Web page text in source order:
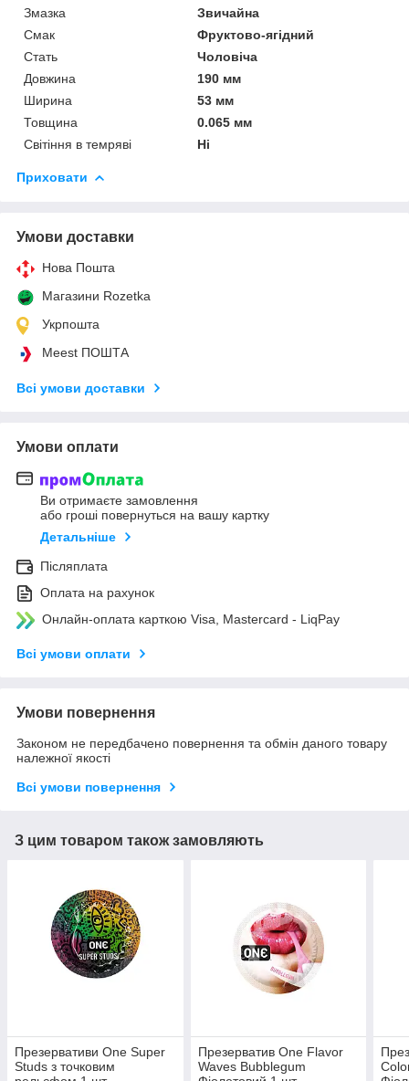
Змазка
Звичайна
Смак
Фруктово-ягідний
Стать
Чоловіча
Довжина
190 мм
Ширина
53 мм
Товщина
0.065 мм
Світіння в темряві
Ні
Приховати
Умови доставки
Нова Пошта
Магазини Rozetka
Укрпошта
Meest ПОШТА
Всі умови доставки
Умови оплати
Ви отримаєте замовлення
або гроші повернуться на вашу картку
Детальніше
Післяплата
Оплата на рахунок
Онлайн-оплата карткою Visa, Mastercard - LiqPay
Всі умови оплати
Умови повернення
Законом не передбачено повернення та обмін даного товару
належної якості
Всі умови повернення
З цим товаром також замовляють
Презервативи One Super
Studs з точковим
Презерватив One Flavor
Waves Bubblegum